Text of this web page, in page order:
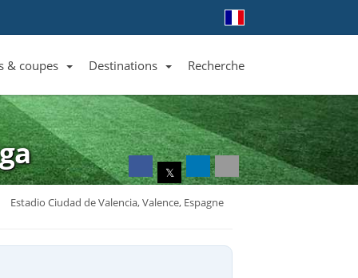
Liste des clubs et équipes
& coupes
Liste des ligues et coupes
Destinations
Toutes les destinations
Recherche
𝕏
Estadio Ciudad de Valencia, Valence, Espagne